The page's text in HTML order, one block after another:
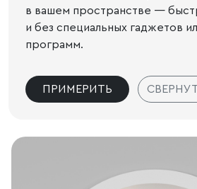
в вашем пространстве —
и без специальных гаджетов
программ.
ПРИМЕРИТЬ